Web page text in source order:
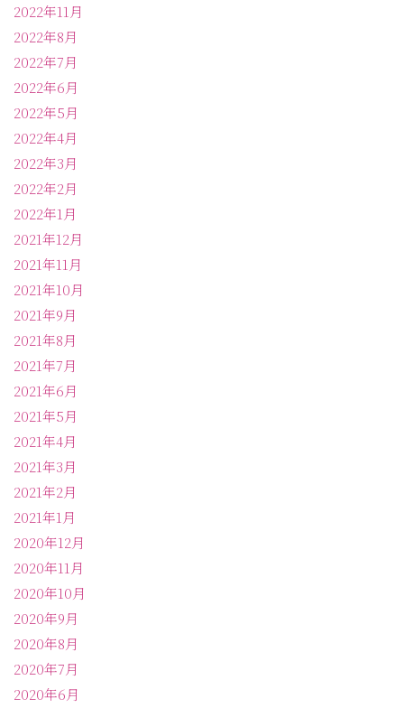
2022年11月
2022年8月
2022年7月
2022年6月
2022年5月
2022年4月
2022年3月
2022年2月
2022年1月
2021年12月
2021年11月
2021年10月
2021年9月
2021年8月
2021年7月
2021年6月
2021年5月
2021年4月
2021年3月
2021年2月
2021年1月
2020年12月
2020年11月
2020年10月
2020年9月
2020年8月
2020年7月
2020年6月